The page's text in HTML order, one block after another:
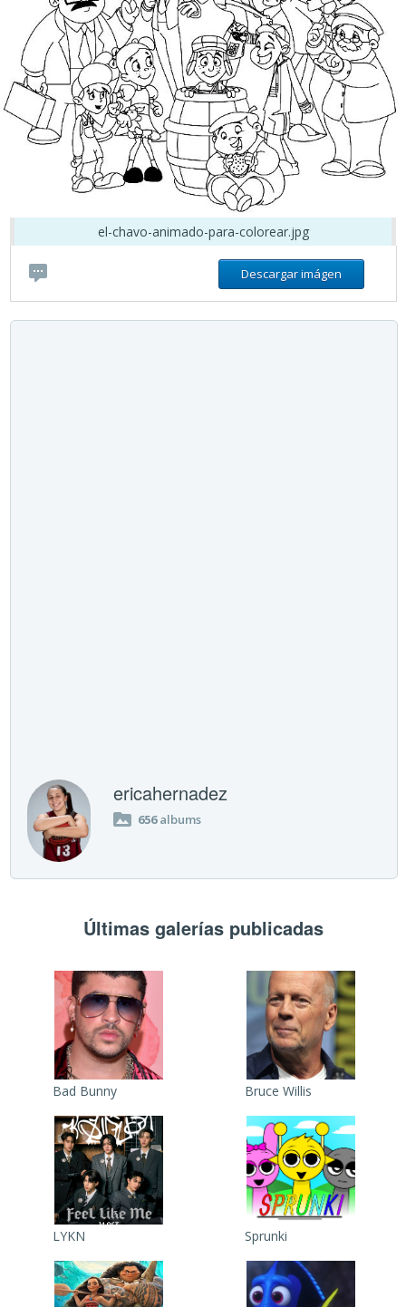
el-chavo-animado-para-colorear.jpg
Descargar imágen
ericahernadez
656albums
Últimas galerías publicadas
Bad Bunny Bruce Willis
LYKN Sprunki